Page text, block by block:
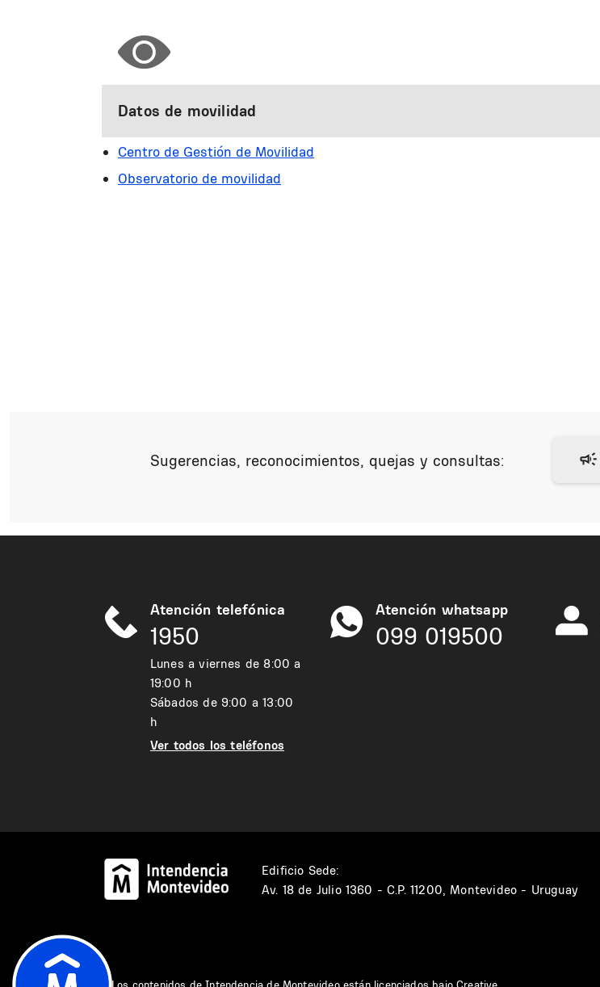
Datos de movilidad
Centro de Gestión de Movilidad
Observatorio de movilidad
Sugerencias, reconocimientos, quejas y consultas:
Atención telefónica
1950
Lunes a viernes de 8:00 a
19:00 h
Sábados de 9:00 a 13:00
h
Ver todos los teléfonos
Atención whatsapp
099 019500
Edificio Sede:
Av. 18 de Julio 1360 - C.P. 11200, Montevideo - Uruguay